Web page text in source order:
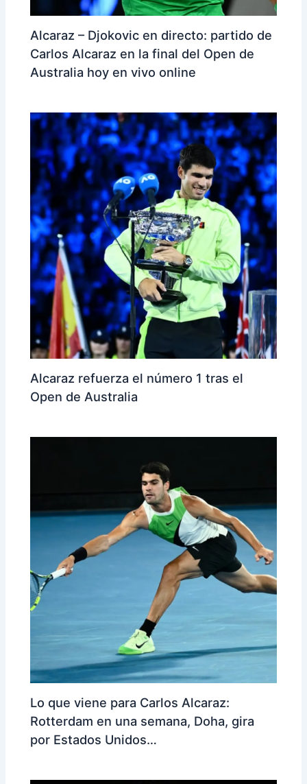
Alcaraz – Djokovic en directo: partido de
Carlos Alcaraz en la final del Open de
Australia hoy en vivo online
Alcaraz refuerza el número 1 tras el
Open de Australia
Lo que viene para Carlos Alcaraz:
Rotterdam en una semana, Doha, gira
por Estados Unidos…